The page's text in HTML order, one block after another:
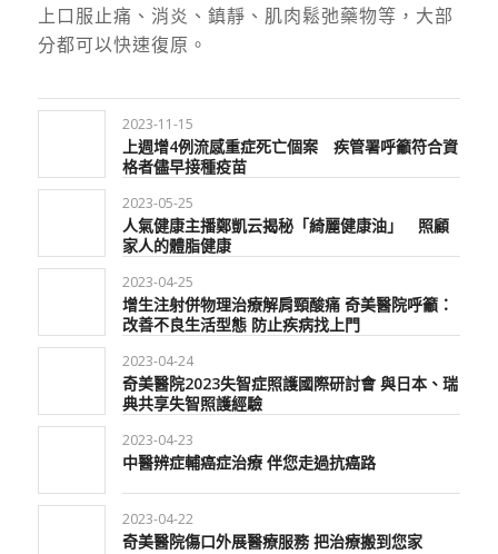
上口服止痛、消炎、鎮靜、肌肉鬆弛藥物等，大部
分都可以快速復原。
2023-11-15
上週增4例流感重症死亡個案 疾管署呼籲符合資
格者儘早接種疫苗
2023-05-25
人氣健康主播鄭凱云揭秘「綺麗健康油」 照顧
家人的體脂健康
2023-04-25
增生注射併物理治療解肩頸酸痛 奇美醫院呼籲：
改善不良生活型態 防止疾病找上門
2023-04-24
奇美醫院2023失智症照護國際研討會 與日本、瑞
典共享失智照護經驗
2023-04-23
中醫辨症輔癌症治療 伴您走過抗癌路
2023-04-22
奇美醫院傷口外展醫療服務 把治療搬到您家